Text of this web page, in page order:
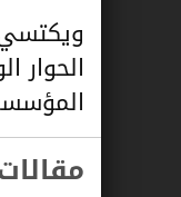
ويكتسي
الحوار